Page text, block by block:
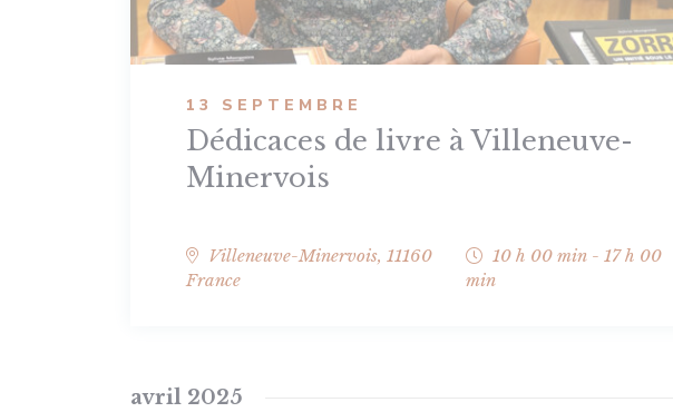
13 SEPTEMBRE
Dédicaces de livre à Villeneuve-
Minervois
Villeneuve-Minervois, 11160
France
10 h 00 min - 17 h 00
min
avril 2025